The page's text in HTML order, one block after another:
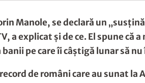
Manole, se declară un
a explicat şi de ce. El spune
pe care îi câştigă lunar să
de români care au sunat la